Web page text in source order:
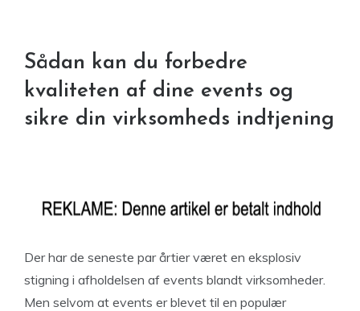
Sådan kan du forbedre
kvaliteten af dine events og
sikre din virksomheds indtjening
Der har de seneste par årtier været en eksplosiv
stigning i afholdelsen af events blandt virksomheder.
Men selvom at events er blevet til en populær